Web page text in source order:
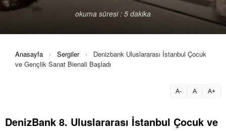
okuma süresi : 5 dakika
Anasayfa › Sergiler ›
Denizbank Uluslararası İstanbul Çocuk
ve Gençlik Sanat Bienali Başladı
A- A A+
DenizBank 8. Uluslararası İstanbul Çocuk ve